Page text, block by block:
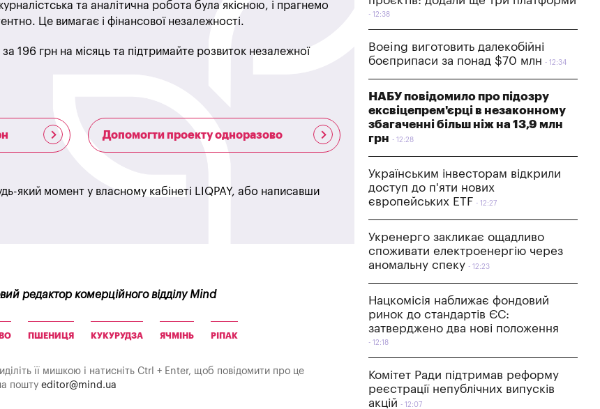
та аналітична робота була якісною, і прагнемо
Це вимагає і фінансової незалежності.
за 196 грн на місяць та підтримайте розвиток незалежної
Допомогти проекту одноразово
який момент у власному кабінеті LIQPAY, або написавши
редактор комерційного відділу Mind
ПШЕНИЦЯ КУКУРУДЗА ЯЧМІНЬ РІПАК
її мишкою і натисніть Ctrl + Enter, щоб повідомити про це
пошту editor@mind.ua
12:38
Boeing виготовить далекобійні
боєприпаси за понад $70 млн
12:34
НАБУ повідомило про підозру
ексвіцепрем'єрці в незаконному
збагаченні більш ніж на 13,9 млн
грн
12:28
Українським інвесторам відкрили
доступ до п'яти нових
європейських ETF
12:27
Укренерго закликає ощадливо
споживати електроенергію через
аномальну спеку
12:23
Нацкомісія наближає фондовий
ринок до стандартів ЄС:
затверджено два нові положення
12:18
Комітет Ради підтримав реформу
реєстрації непублічних випусків
акцій
12:07